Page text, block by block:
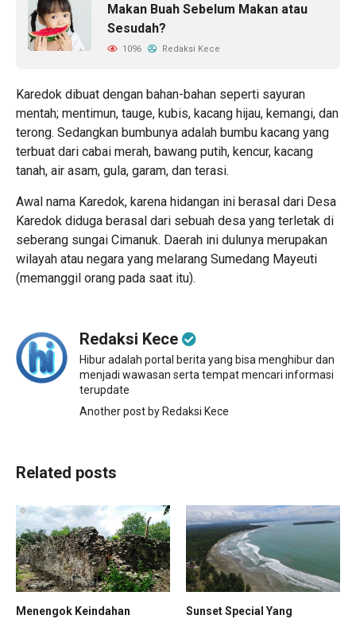
Makan Buah Sebelum Makan atau
Sesudah?
1096 Redaksi Kece
Karedok dibuat dengan bahan-bahan seperti sayuran
mentah; mentimun, tauge, kubis, kacang hijau, kemangi, dan
terong. Sedangkan bumbunya adalah bumbu kacang yang
terbuat dari cabai merah, bawang putih, kencur, kacang
tanah, air asam, gula, garam, dan terasi.
Awal nama Karedok, karena hidangan ini berasal dari Desa
Karedok diduga berasal dari sebuah desa yang terletak di
seberang sungai Cimanuk. Daerah ini dulunya merupakan
wilayah atau negara yang melarang Sumedang Mayeuti
(memanggil orang pada saat itu).
Redaksi Kece
Hibur adalah portal berita yang bisa menghibur dan
menjadi wawasan serta tempat mencari informasi
terupdate
Another post by Redaksi Kece
Related posts
Menengok Keindahan
Sunset Special Yang